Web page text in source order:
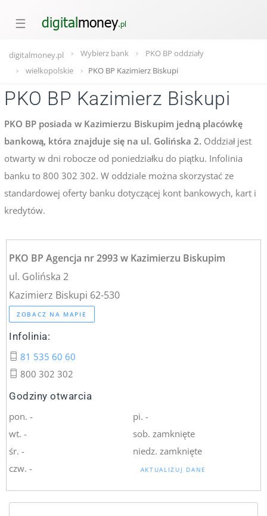
☰
digitalmoney.pl Wybierz bank
PKO BP oddziały
wielkopolskie
PKO BP Kazimierz Biskupi
PKO BP Kazimierz Biskupi
PKO BP posiada w Kazimierzu Biskupim jedną placówkę
bankową, która znajduje się na ul. Golińska 2. Oddział jest
otwarty w dni robocze od poniedziałku do piątku. Infolinia
banku to 800 302 302. W oddziale można skorzystać ze
standardowej oferty banku dotyczącej kont bankowych, kart i
kredytów.
PKO BP Agencja nr 2993 w Kazimierzu Biskupim
ul. Golińska 2
Kazimierz Biskupi 62-530
ZOBACZ NA MAPIE
Infolinia:
81 535 60 60
800 302 302
Godziny otwarcia
pon. -
wt. -
śr. -
czw. -
pi. -
sob. zamknięte
niedz. zamknięte
AKTUALIZUJ DANE